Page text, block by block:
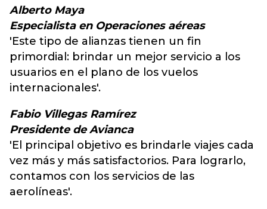
Alberto Maya
Especialista en Operaciones aéreas
'Este tipo de alianzas tienen un fin
primordial: brindar un mejor servicio a los
usuarios en el plano de los vuelos
internacionales'.
Fabio Villegas Ramírez
Presidente de Avianca
'El principal objetivo es brindarle viajes cada
vez más y más satisfactorios. Para lograrlo,
contamos con los servicios de las
aerolíneas'.